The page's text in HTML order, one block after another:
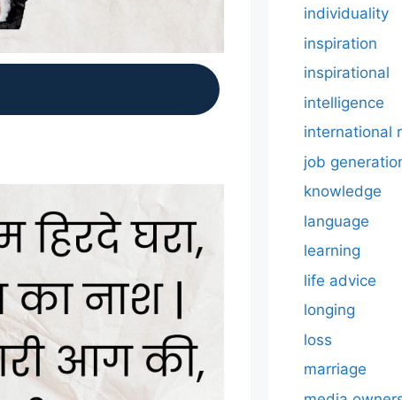
individuality
inspiration
inspirational
intelligence
international
job
knowledge
language
learning
life advice
longing
loss
marriage